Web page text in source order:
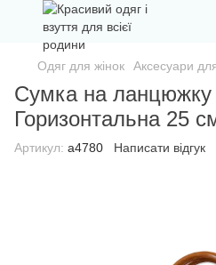
Одяг для жінок Аксесуари
Сумка на ланцюжку
Горизонтальна 25
Артикул: а4780 Написати відгук